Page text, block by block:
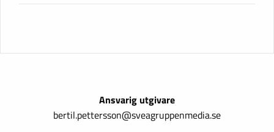
Ansvarig utgivare
bertil.pettersson@sveagruppenmedia.se